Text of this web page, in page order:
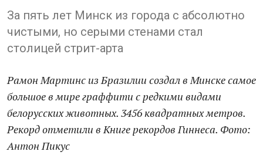
За пять лет Минск из города с абсолютно
чистыми, но серыми стенами стал
столицей стрит-арта
Рамон Мартинс из Бразилии создал в Минске самое
большое в мире граффити с редкими видами
белорусских животных. 3456 квадратных метров.
Рекорд отметили в Книге рекордов Гиннеса. Фото:
Антон Пикус